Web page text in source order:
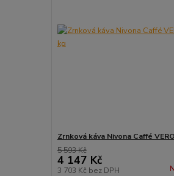
Zrnková káva Nivona Caffé
5 593 Kč
4 147 Kč
3 703 Kč bez DPH